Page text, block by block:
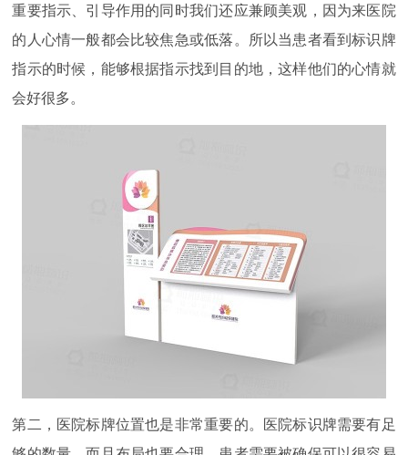
重要指示、引导作用的同时我们还应兼顾美观，因为来医院
的人心情一般都会比较焦急或低落。所以当患者看到标识牌
指示的时候，能够根据指示找到目的地，这样他们的心情就
会好很多。
第二，医院标牌位置也是非常重要的。医院标识牌需要有足